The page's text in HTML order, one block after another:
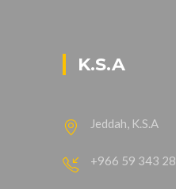
K.S.A
Jeddah, K.S.A
+966 59 343